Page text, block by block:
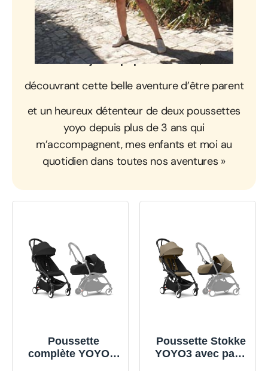
« Unjeune papa de 30 ans,
découvrant cette belle aventure d’être parent
et un heureux détenteur de deux poussettes
yoyo depuis plus de 3 ans qui
m’accompagnent, mes enfants et moi au
quotidien dans toutes nos aventures »
Poussette
complète YOYO 3
Poussette Stokke
YOYO3 avec pack